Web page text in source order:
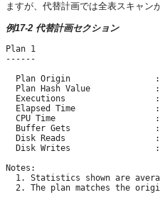
ますが、代替計画では全表スキャン
例17-2 代替計画セクション
Plan 1
------
Plan Origin
Plan Hash Value
Executions
Elapsed Time
CPU Time
Buffer Gets
Disk Reads
Disk Writes
Notes:
1. Statistics shown are
2. The plan matches the